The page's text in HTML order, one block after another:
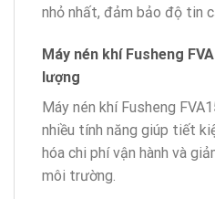
nhỏ nhất, đảm bảo độ tin
Máy nén khí Fusheng
lượng
Máy nén khí Fusheng
nhiều tính năng giúp tiết
hóa chi phí vận hành và
môi trường.